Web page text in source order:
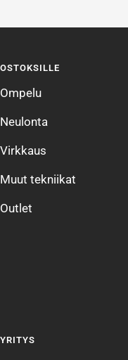
OSTOKSILLE
Ompelu
Neulonta
Virkkaus
Muut tekniikat
Outlet
YRITYS